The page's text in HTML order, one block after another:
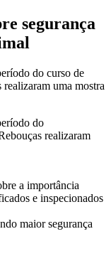
segurança
do curso de
uma mostra
do
realizaram
a importância
e inspecionados
maior segurança